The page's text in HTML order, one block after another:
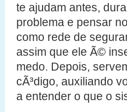
te ajudam antes,
problema e pensar
como rede de
assim que ele Ã©
medo. Depois,
cÃ³digo, auxiliando
a entender o que o